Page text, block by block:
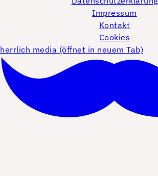
Impressum
Kontakt
Cookies
herrlich media (öffnet in neuem Tab)